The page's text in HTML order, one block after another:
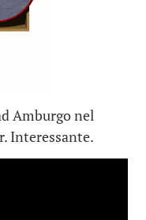
Amburgo nel
Interessante.